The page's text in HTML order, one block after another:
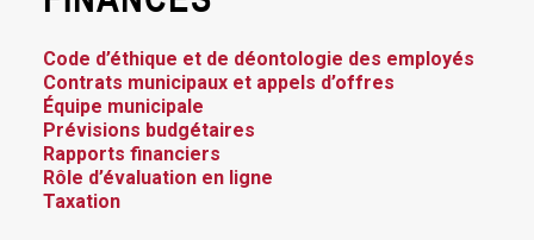
Code d’éthique et de déontologie des employés
Contrats municipaux et appels d’offres
Équipe municipale
Prévisions budgétaires
Rapports financiers
Rôle d’évaluation en ligne
Taxation